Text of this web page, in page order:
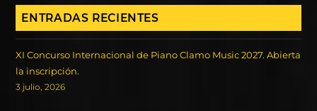
ENTRADAS RECIENTES
XI Concurso Internacional de Piano Clamo Music 2027. Abierta
la inscripción.
3 julio, 2026